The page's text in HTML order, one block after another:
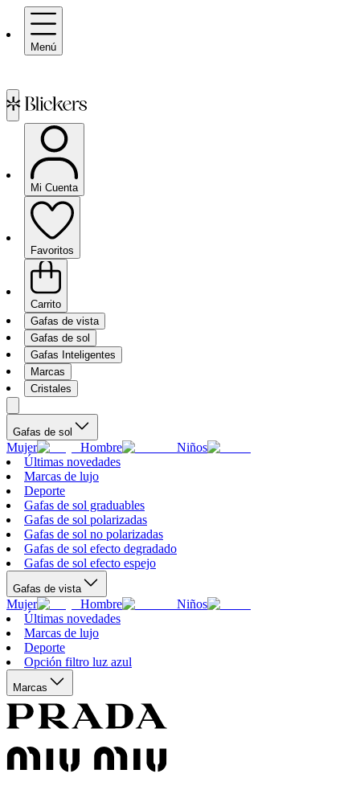
Menú
Mi Cuenta
Favoritos
Carrito
Gafas de vista
Gafas de sol
Gafas Inteligentes
Marcas
Cristales
Gafas de sol
Mujer Hombre
Niños
Últimas novedades
Marcas de lujo
Deporte
Gafas de sol graduables
Gafas de sol polarizadas
Gafas de sol no polarizadas
Gafas de sol efecto degradado
Gafas de sol efecto espejo
Gafas de vista
Mujer Hombre
Niños
Últimas novedades
Marcas de lujo
Deporte
Opción filtro luz azul
Marcas